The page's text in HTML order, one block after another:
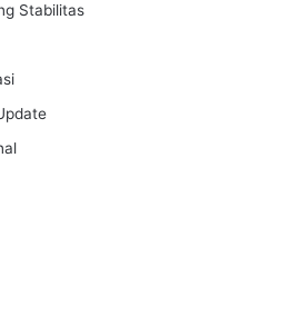
Stabilitas